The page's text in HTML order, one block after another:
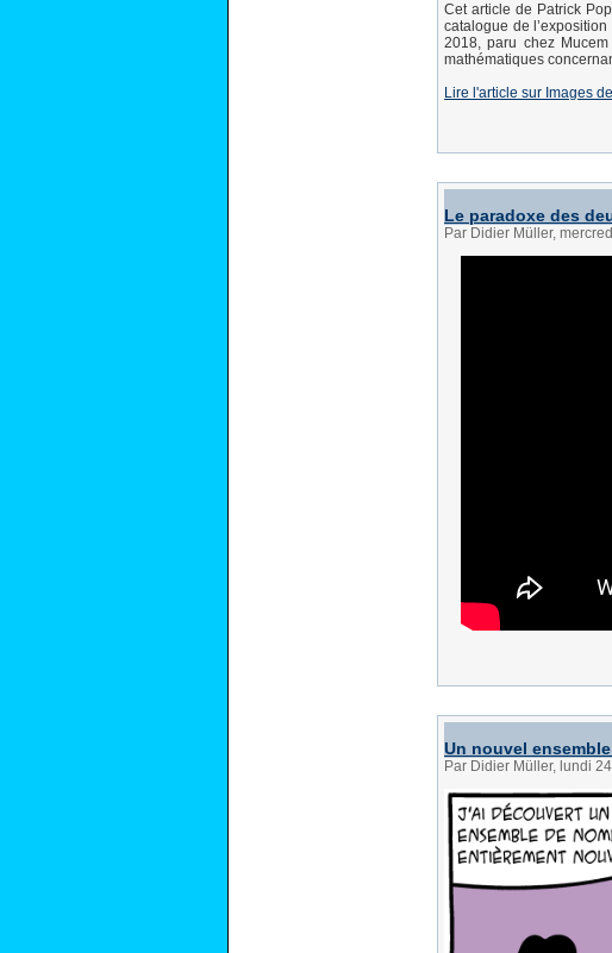
Cet article de Patrick
catalogue de
2018, paru chez
mathématiques
Lire l'article sur Images
Le paradoxe des
Par Didier Müller,
Un nouvel
Par Didier Müller, lundi